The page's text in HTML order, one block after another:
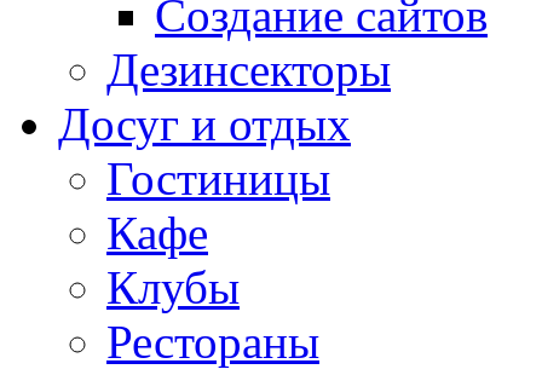
Создание сайтов
Дезинсекторы
Досуг и отдых
Гостиницы
Кафе
Клубы
Рестораны